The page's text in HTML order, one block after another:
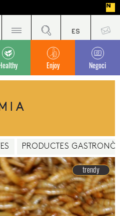
Enjoy Negoci
PRODUCTES
trendy